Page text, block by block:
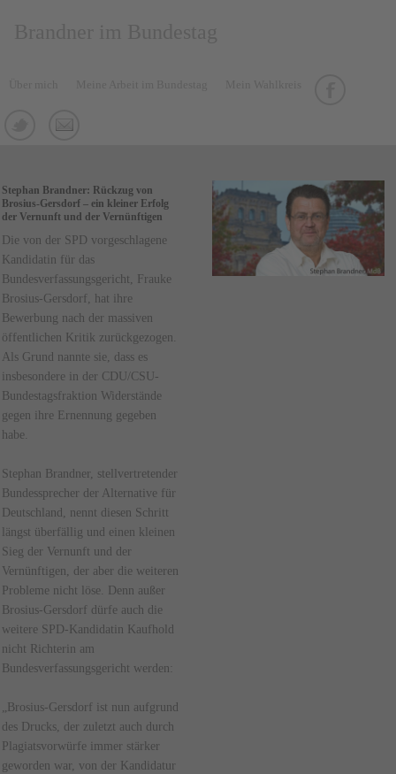
Stephan Brandner: Rückzug von
Brosius-Gersdorf – ein kleiner Erfolg
der Vernunft und der Vernünftigen
Die von der SPD vorgeschlagene
Kandidatin für das
Bundesverfassungsgericht, Frauke
Brosius-Gersdorf, hat ihre
Bewerbung nach der massiven
öffentlichen Kritik zurückgezogen.
Als Grund nannte sie, dass es
insbesondere in der CDU/CSU-
Bundestagsfraktion Widerstände
gegen ihre Ernennung gegeben
habe.
Stephan Brandner, stellvertretender
Bundessprecher der Alternative für
Deutschland, nennt diesen Schritt
längst überfällig und einen kleinen
Sieg der Vernunft und der
Vernünftigen, der aber die weiteren
Probleme nicht löse. Denn außer
Brosius-Gersdorf dürfe auch die
weitere SPD-Kandidatin Kaufhold
nicht Richterin am
Bundesverfassungsgericht werden:
„Brosius-Gersdorf ist nun aufgrund
des Drucks, der zuletzt auch durch
Plagiatsvorwürfe immer stärker
geworden war, von der Kandidatur